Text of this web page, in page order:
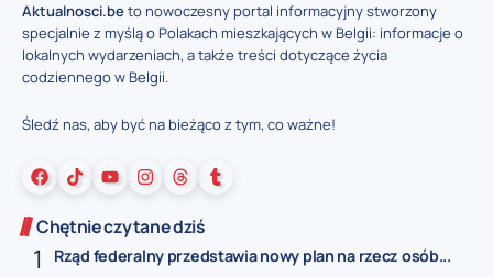
Aktualnosci.beto nowoczesny portal informacyjny stworzony
specjalnie z myślą o Polakach mieszkających w Belgii: informacje o
lokalnych wydarzeniach, a także treści dotyczące życia
codziennego w Belgii.
Śledź nas, aby być na bieżąco z tym, co ważne!
Chętnie czytane dziś
Rząd federalny przedstawia nowy plan na rzecz osób...